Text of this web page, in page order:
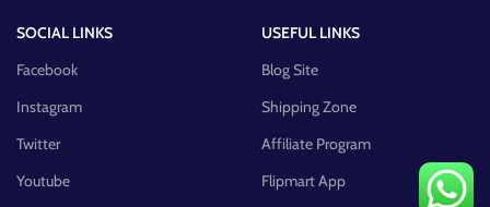
SOCIAL LINKS
Facebook
Instagram
Twitter
Youtube
USEFUL LINKS
Blog Site
Shipping Zone
Affiliate Program
Flipmart App